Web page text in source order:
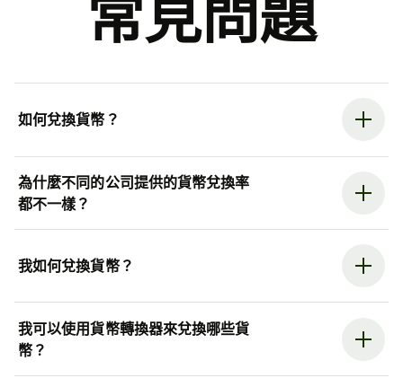
常見問題
如何兌換貨幣？
為什麼不同的公司提供的貨幣兌換率
都不一樣？
我如何兌換貨幣？
我可以使用貨幣轉換器來兌換哪些貨
幣？